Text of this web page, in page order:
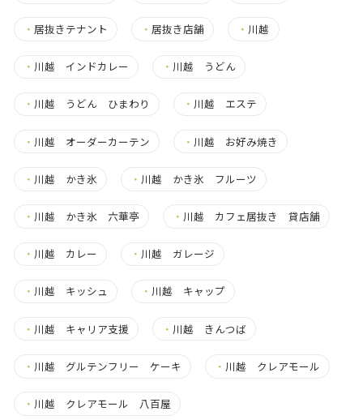
・ 居抜きテナント ・居抜き店舗 ・ 川越
・ 川越 インドカレー ・ 川越 うどん
・ 川越 うどん ひまわり ・ 川越 エステ
・ 川越 オーダーカーテン ・ 川越 お好み焼き
・ 川越 かき氷 ・ 川越 かき氷 フルーツ
・ 川越 かき氷 六華亭 ・ 川越 カフェ居抜き 貸店舗
・ 川越 カレー ・ 川越 ガレージ
・ 川越 キッシュ ・ 川越 キャップ
・ 川越 キャリア支援 ・ 川越 きんつば
・ 川越 グルテンフリー ケーキ ・ 川越 クレアモール
・ 川越 クレアモール 八百屋